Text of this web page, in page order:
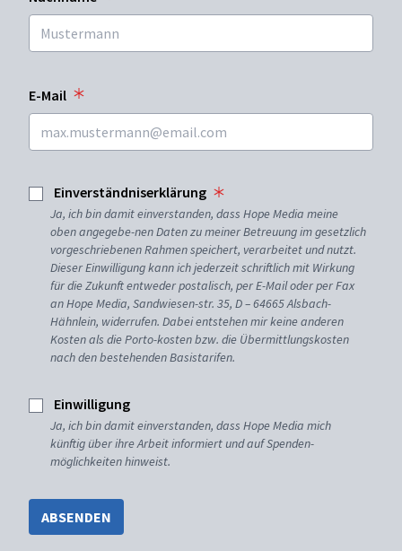
E-Mail
Einverständniserklärung
Ja, ich bin damit einverstanden, dass Hope Media meine
oben angegebe-nen Daten zu meiner Betreuung im gesetzlich
vorgeschriebenen Rahmen speichert, verarbeitet und nutzt.
Dieser Einwilligung kann ich jederzeit schriftlich mit Wirkung
für die Zukunft entweder postalisch, per E-Mail oder per Fax
an Hope Media, Sandwiesen-str. 35, D – 64665 Alsbach-
Hähnlein, widerrufen. Dabei entstehen mir keine anderen
Kosten als die Porto-kosten bzw. die Übermittlungskosten
nach den bestehenden Basistarifen.
Einwilligung
Ja, ich bin damit einverstanden, dass Hope Media mich
künftig über ihre Arbeit informiert und auf Spenden-
möglichkeiten hinweist.
ABSENDEN